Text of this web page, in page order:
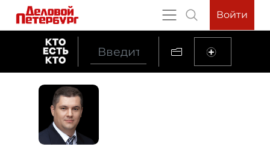
Войти